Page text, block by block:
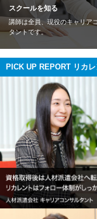
スクールを知る
講師は全員、現役のキャリア
タントです。
PICK UP REPORT リカ